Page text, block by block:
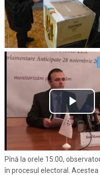
Pînă la orele 15:00,
în procesul electoral.